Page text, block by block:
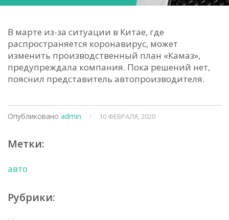
В марте из-за ситуации в Китае, где
распространяется коронавирус, может
изменить производственный план «Камаз»,
предупреждала компания. Пока решений нет,
пояснил представитель автопроизводителя.
Опубликовано admin / 10 ФЕВРАЛЯ, 2020
Метки:
авто
Рубрики: